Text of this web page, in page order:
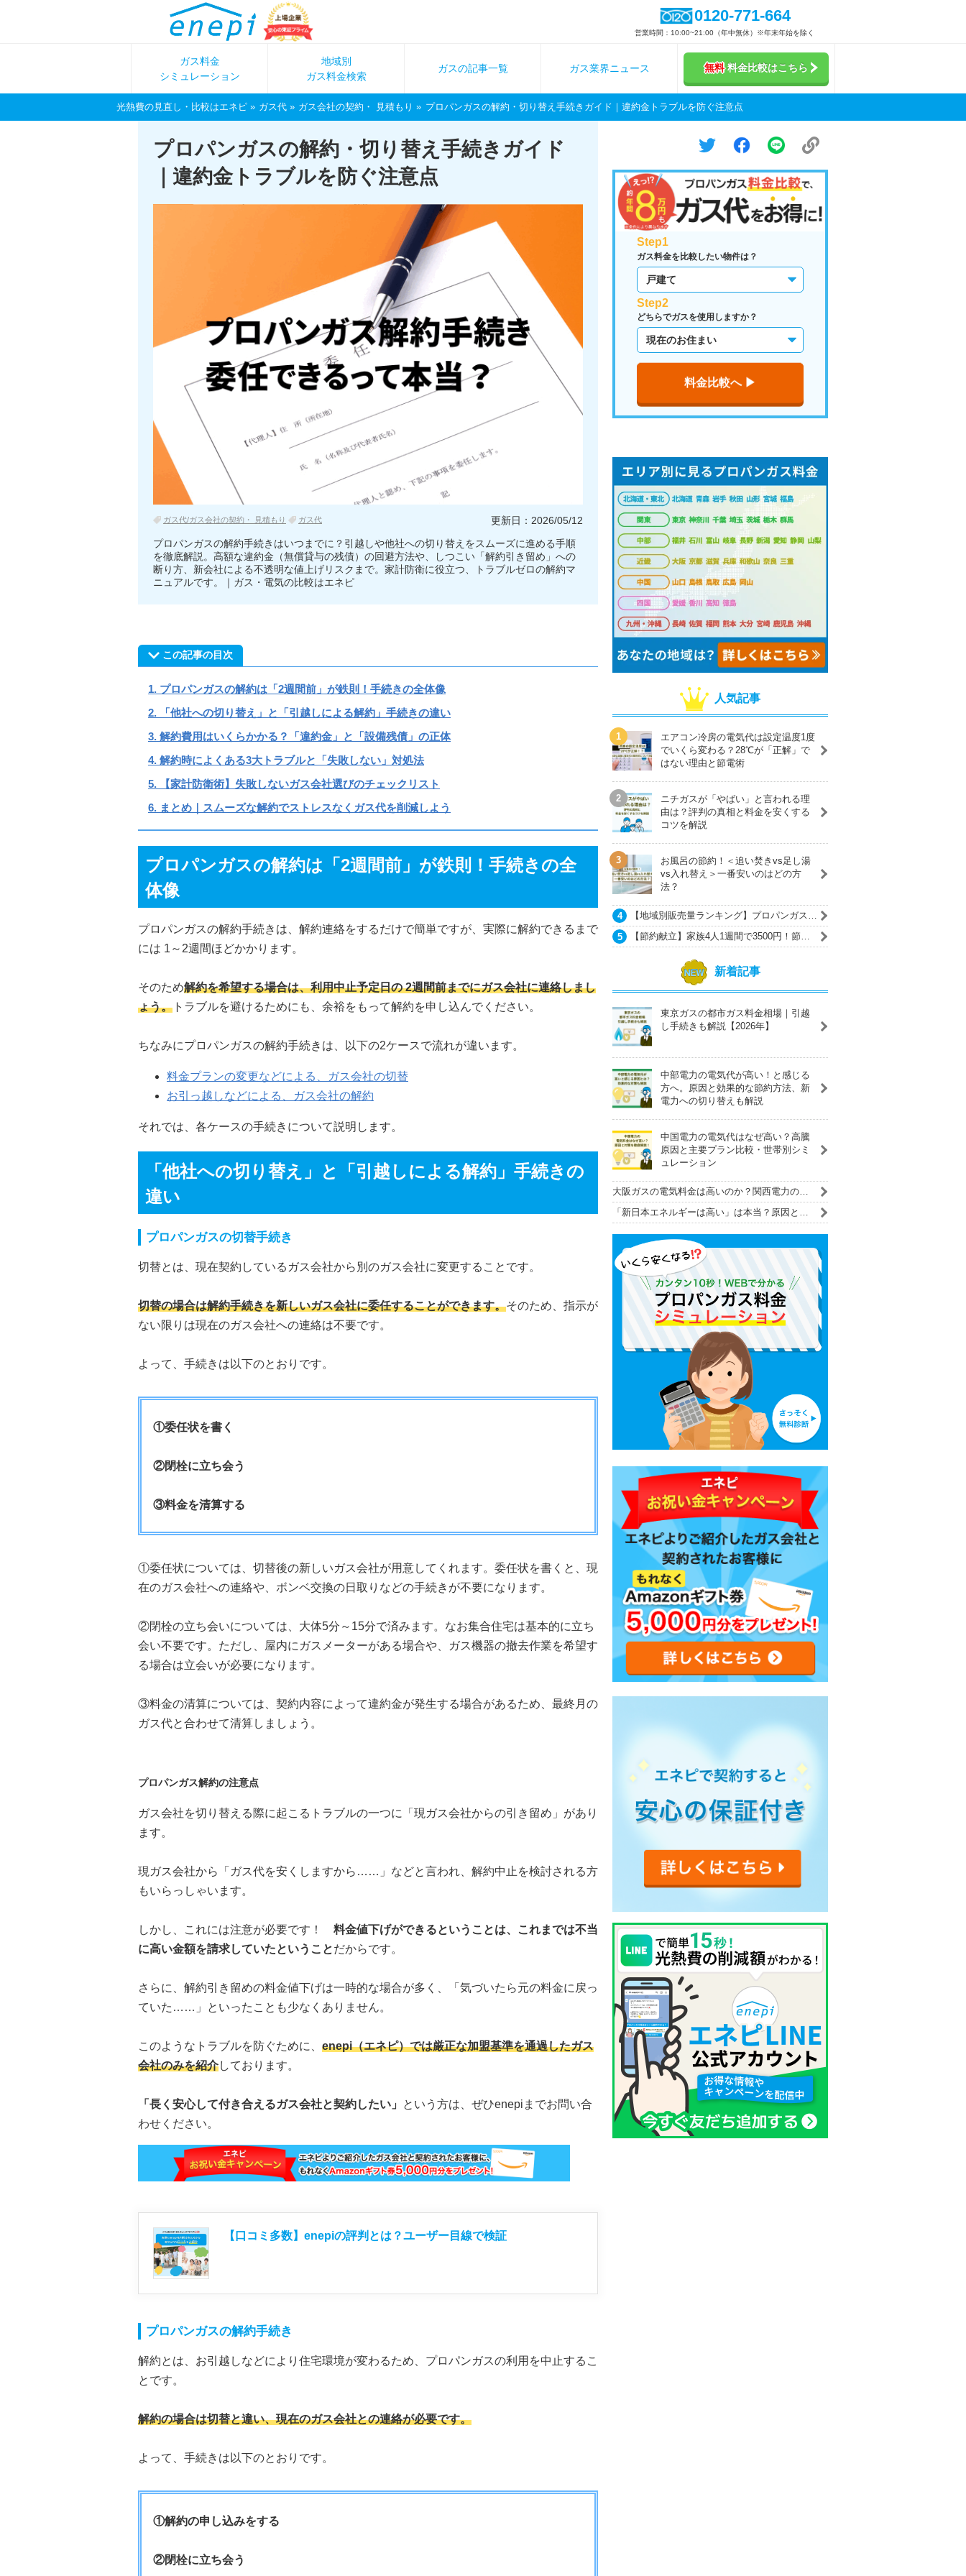
0120-771-664
営業時間：10:00~21:00（年中無休）※年末年始を除く
ガス料金
シミュレーション
地域別
ガス料金検索
ガスの記事一覧 ガス業界ニュース 無料 料金比較はこちら
光熱費の見直し・比較はエネピ ガス代 ガス会社の契約・ 見積もり プロパンガスの解約・切り替え手続きガイド｜違約金トラブルを防ぐ注意点
プロパンガスの解約・切り替え手続きガイド
｜違約金トラブルを防ぐ注意点
ガス代/ガス会社の契約・ 見積もり ガス代
更新日：2026/05/12
プロパンガスの解約手続きはいつまでに？引越しや他社への切り替えをスムーズに進める手順
を徹底解説。高額な違約金（無償貸与の残債）の回避方法や、しつこい「解約引き留め」への
断り方、新会社による不透明な値上げリスクまで。家計防衛に役立つ、トラブルゼロの解約マ
ニュアルです。｜ガス・電気の比較はエネピ
この記事の目次
プロパンガスの解約は「2週間前」が鉄則！手続きの全体像
「他社への切り替え」と「引越しによる解約」手続きの違い
解約費用はいくらかかる？「違約金」と「設備残債」の正体
解約時によくある3大トラブルと「失敗しない」対処法
【家計防衛術】失敗しないガス会社選びのチェックリスト
まとめ｜スムーズな解約でストレスなくガス代を削減しよう
プロパンガスの解約は「2週間前」が鉄則！手続きの全
体像
プロパンガスの解約手続きは、解約連絡をするだけで簡単ですが、実際に解約できるまで
には 1～2週間ほどかかります。
そのため解約を希望する場合は、利用中止予定日の 2週間前までにガス会社に連絡しまし
ょう。 トラブルを避けるためにも、余裕をもって解約を申し込んでください。
ちなみにプロパンガスの解約手続きは、以下の2ケースで流れが違います。
料金プランの変更などによる、ガス会社の切替
お引っ越しなどによる、ガス会社の解約
それでは、各ケースの手続きについて説明します。
「他社への切り替え」と「引越しによる解約」手続きの
違い
プロパンガスの切替手続き
切替とは、現在契約しているガス会社から別のガス会社に変更することです。
切替の場合は解約手続きを新しいガス会社に委任することができます。そのため、指示が
ない限りは現在のガス会社への連絡は不要です。
よって、手続きは以下のとおりです。
①委任状を書く
②閉栓に立ち会う
③料金を清算する
①委任状については、切替後の新しいガス会社が用意してくれます。委任状を書くと、現
在のガス会社への連絡や、ボンベ交換の日取りなどの手続きが不要になります。
②閉栓の立ち会いについては、大体5分～15分で済みます。なお集合住宅は基本的に立ち
会い不要です。ただし、屋内にガスメーターがある場合や、ガス機器の撤去作業を希望す
る場合は立会いが必要になります。
③料金の清算については、契約内容によって違約金が発生する場合があるため、最終月の
ガス代と合わせて清算しましょう。
プロパンガス解約の注意点
ガス会社を切り替える際に起こるトラブルの一つに「現ガス会社からの引き留め」があり
ます。
現ガス会社から「ガス代を安くしますから……」などと言われ、解約中止を検討される方
もいらっしゃいます。
しかし、これには注意が必要です！ 料金値下げができるということは、これまでは不当
に高い金額を請求していたということだからです。
さらに、解約引き留めの料金値下げは一時的な場合が多く、「気づいたら元の料金に戻っ
ていた……」といったことも少なくありません。
このようなトラブルを防ぐために、 enepi（エネピ）では厳正な加盟基準を通過したガス
会社のみを紹介しております。
「長く安心して付き合えるガス会社と契約したい」
という方は、ぜひenepiまでお問い合
わせください。
【口コミ多数】enepiの評判とは？ユーザー目線で検証
プロパンガスの解約手続き
解約とは、お引越しなどにより住宅環境が変わるため、プロパンガスの利用を中止するこ
とです。
解約の場合は切替と違い、現在のガス会社との連絡が必要です。
よって、手続きは以下のとおりです。
①解約の申し込みをする
②閉栓に立ち会う
Step1
ガス料金を比較したい物件は？
Step2
どちらでガスを使用しますか？
料金比較へ ▶︎
人気記事
エアコン冷房の電気代は設定温度1度
でいくら変わる？28℃が「正解」で
はない理由と節電術
ニチガスが「やばい」と言われる理
由は？評判の真相と料金を安くする
コツを解説
お風呂の節約！＜追い焚きvs足し湯
vs入れ替え＞一番安いのはどの方
法？
【地域別販売量ランキング】プロパンガス
（LPガス）の主要ガス会社一覧
【節約献立】家族4人1週間で3500円！節約
のコツや調理のポイントも紹介
新着記事
東京ガスの都市ガス料金相場｜引越
し手続きも解説【2026年】
中部電力の電気代が高い！と感じる
方へ。原因と効果的な節約方法、新
電力への切り替えも解説
中国電力の電気代はなぜ高い？高騰
原因と主要プラン比較・世帯別シミ
ュレーション
大阪ガスの電気料金は高いのか？関西電力の料
金プランと徹底比較！
「新日本エネルギーは高い」は本当？原因と実
態を徹底比較！電気代を安くする解決策も紹介